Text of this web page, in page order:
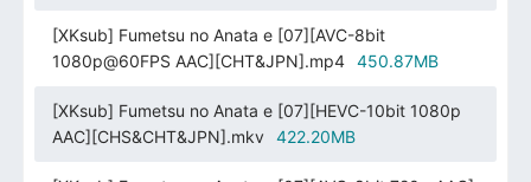
[XKsub] Fumetsu no Anata e [07][AVC-8bit
1080p@60FPS AAC][CHT&JPN].mp4
450.87MB
[XKsub] Fumetsu no Anata e [07][HEVC-10bit 1080p
AAC][CHS&CHT&JPN].mkv
422.20MB